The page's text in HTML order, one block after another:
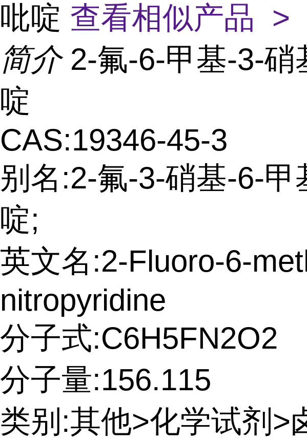
吡啶 查看相似产品 >
简介 2-氟-6-甲基-3-硝
啶
CAS:19346-45-3
别名:2-氟-3-硝基-6-甲
啶;
英文名:2-Fluoro-6-
nitropyridine
分子式:C6H5FN2O2
分子量:156.115
类别:其他>化学试剂>